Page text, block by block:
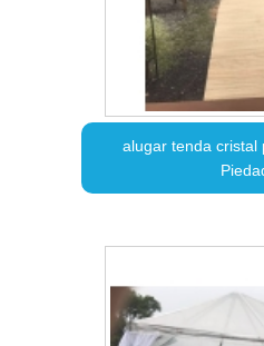
alugar tenda cristal